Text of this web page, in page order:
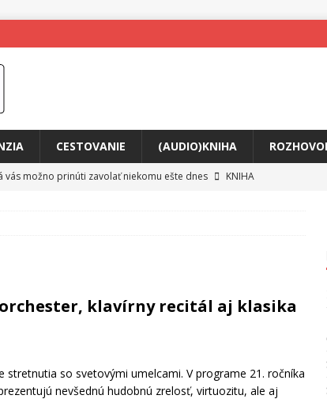
CESTOVANIE (AUDIO)KNIHA
vás možno prinúti zavolať niekomu ešte dnes
KNIHA
svet plný tajomstiev
FILM
klavírny recitál aj klasika
stretnutia so svetovými umelcami. V programe 21. ročníka
nevšednú hudobnú zrelosť, virtuozitu, ale aj